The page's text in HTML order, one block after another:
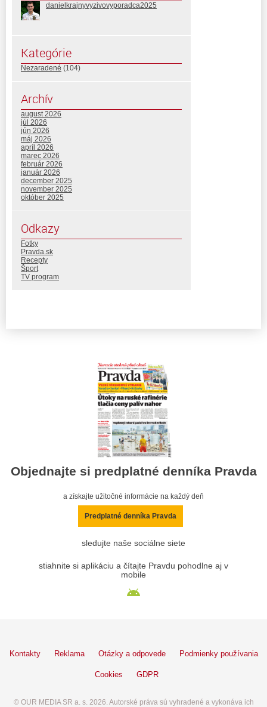
danielkrajnyvyzivovyporadca2025
Kategórie
Nezaradené (104)
Archív
august 2026
júl 2026
jún 2026
máj 2026
apríl 2026
marec 2026
február 2026
január 2026
december 2025
november 2025
október 2025
Odkazy
Fotky
Pravda.sk
Recepty
Šport
TV program
Objednajte si predplatné denníka Pravda
a získajte užitočné informácie na každý deň
Predplatné denníka Pravda
sledujte naše sociálne siete
stiahnite si aplikáciu a čítajte Pravdu pohodlne aj v
mobile
Kontakty Reklama Otázky a odpovede Podmienky používania
Cookies GDPR
© OUR MEDIA SR a. s. 2026. Autorské práva sú vyhradené a vykonáva ich